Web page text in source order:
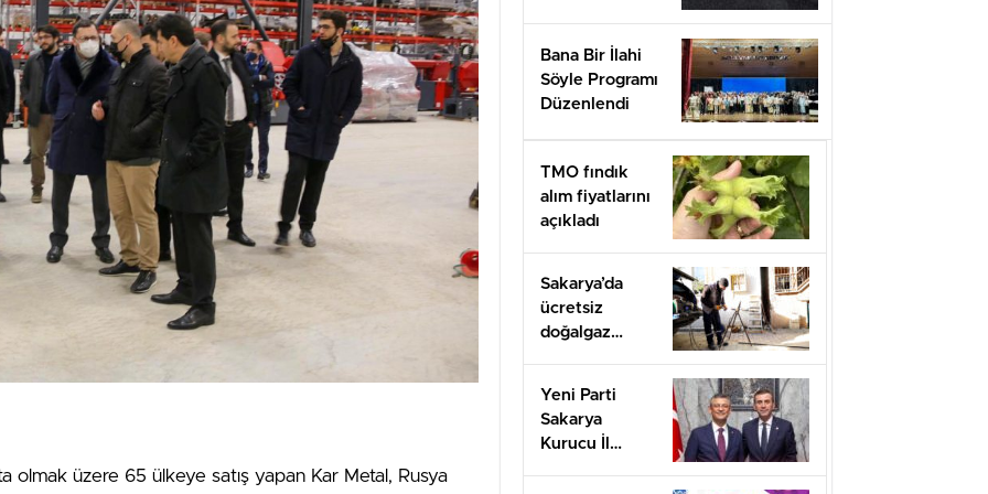
olmak üzere 65 ülkeye satış yapan Kar Metal, Rusya
Bana Bir İlahi
Söyle Programı
Düzenlendi
TMO fındık
alım fiyatlarını
açıkladı
Sakarya’da
ücretsiz
doğalgaz
başladı
Yeni Parti
Sakarya
Kurucu İl